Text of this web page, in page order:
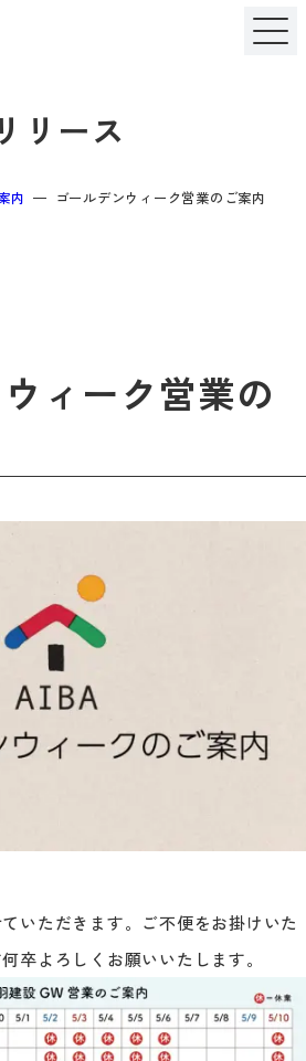
リース
内 ゴールデンウィーク営業のご案内
ィーク営業の
いただきます。ご不便をお掛けいた
卒よろしくお願いいたします。